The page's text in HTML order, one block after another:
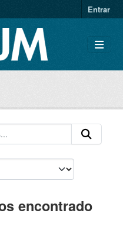
Entrar
encontrado